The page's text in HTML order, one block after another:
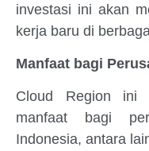
investasi ini akan
kerja baru di
Manfaat bagi
Cloud Region ini
manfaat bagi
Indonesia, antara